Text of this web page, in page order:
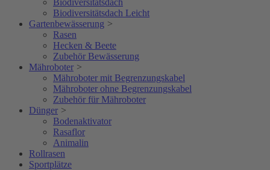
Biodiversitätsdach
Biodiversitätsdach Leicht
Gartenbewässerung >
Rasen
Hecken & Beete
Zubehör Bewässerung
Mähroboter >
Mähroboter mit Begrenzungskabel
Mähroboter ohne Begrenzungskabel
Zubehör für Mähroboter
Dünger >
Bodenaktivator
Rasaflor
Animalin
Rollrasen
Sportplätze